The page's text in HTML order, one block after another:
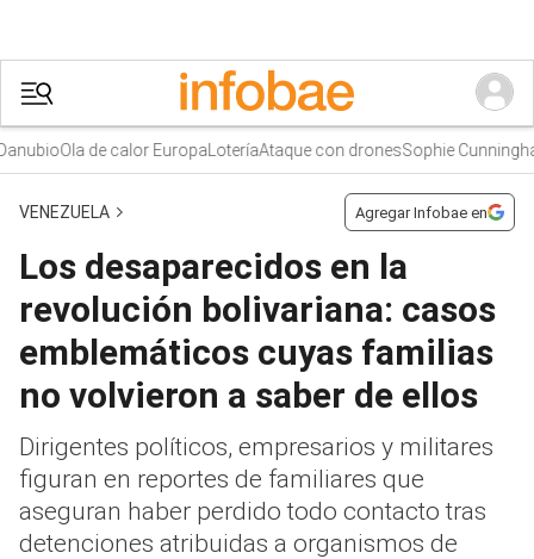
Ola de calor EuropaLoteríaAtaque con dronesSophie
VENEZUELA Agregar Infobae en
Los desaparecidos en la
revolución bolivariana: casos
emblemáticos cuyas familias
no volvieron a saber de ellos
Dirigentes políticos, empresarios y militares
figuran en reportes de familiares que
aseguran haber perdido todo contacto tras
detenciones atribuidas a organismos de